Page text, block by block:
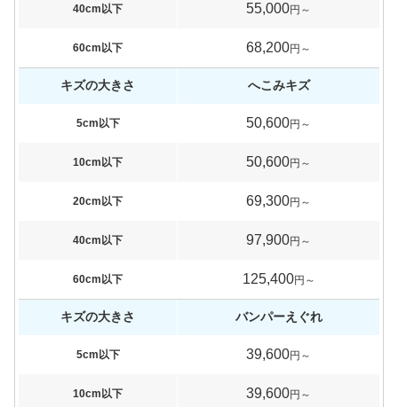
40cm以下 55,000円～
60cm以下 68,200円～
キズの大きさ へこみキズ
5cm以下 50,600円～
10cm以下 50,600円～
20cm以下 69,300円～
40cm以下 97,900円～
60cm以下 125,400円～
キズの大きさ バンパーえぐれ
5cm以下 39,600円～
10cm以下 39,600円～